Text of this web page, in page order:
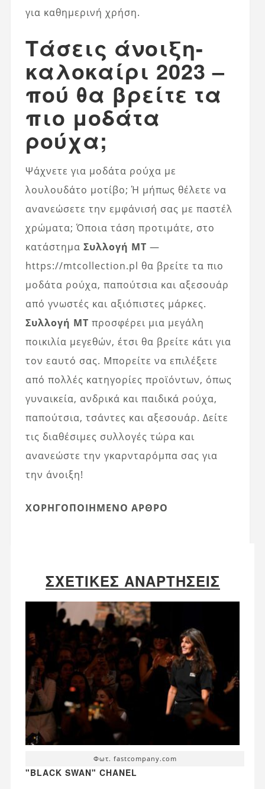
για καθημερινή χρήση.
Τάσεις άνοιξη-
καλοκαίρι 2023 –
πού θα βρείτε τα
πιο μοδάτα
ρούχα;
Ψάχνετε για μοδάτα ρούχα με
λουλουδάτο μοτίβο; Ή μήπως θέλετε να
ανανεώσετε την εμφάνισή σας με παστέλ
χρώματα; Όποια τάση προτιμάτε, στο
κατάστημα Συλλογή MT —
https://mtcollection.pl θα βρείτε τα πιο
μοδάτα ρούχα, παπούτσια και αξεσουάρ
από γνωστές και αξιόπιστες μάρκες.
Συλλογή MT προσφέρει μια μεγάλη
ποικιλία μεγεθών, έτσι θα βρείτε κάτι για
τον εαυτό σας. Μπορείτε να επιλέξετε
από πολλές κατηγορίες προϊόντων, όπως
γυναικεία, ανδρικά και παιδικά ρούχα,
παπούτσια, τσάντες και αξεσουάρ. Δείτε
τις διαθέσιμες συλλογές τώρα και
ανανεώστε την γκαρνταρόμπα σας για
την άνοιξη!
ΧΟΡΗΓΟΠΟΙΗΜΕΝΟ ΑΡΘΡΟ
ΣΧΕΤΙΚΈΣ ΑΝΑΡΤΉΣΕΙΣ
Φωτ. fastcompany.com
"BLACK SWAN" CHANEL